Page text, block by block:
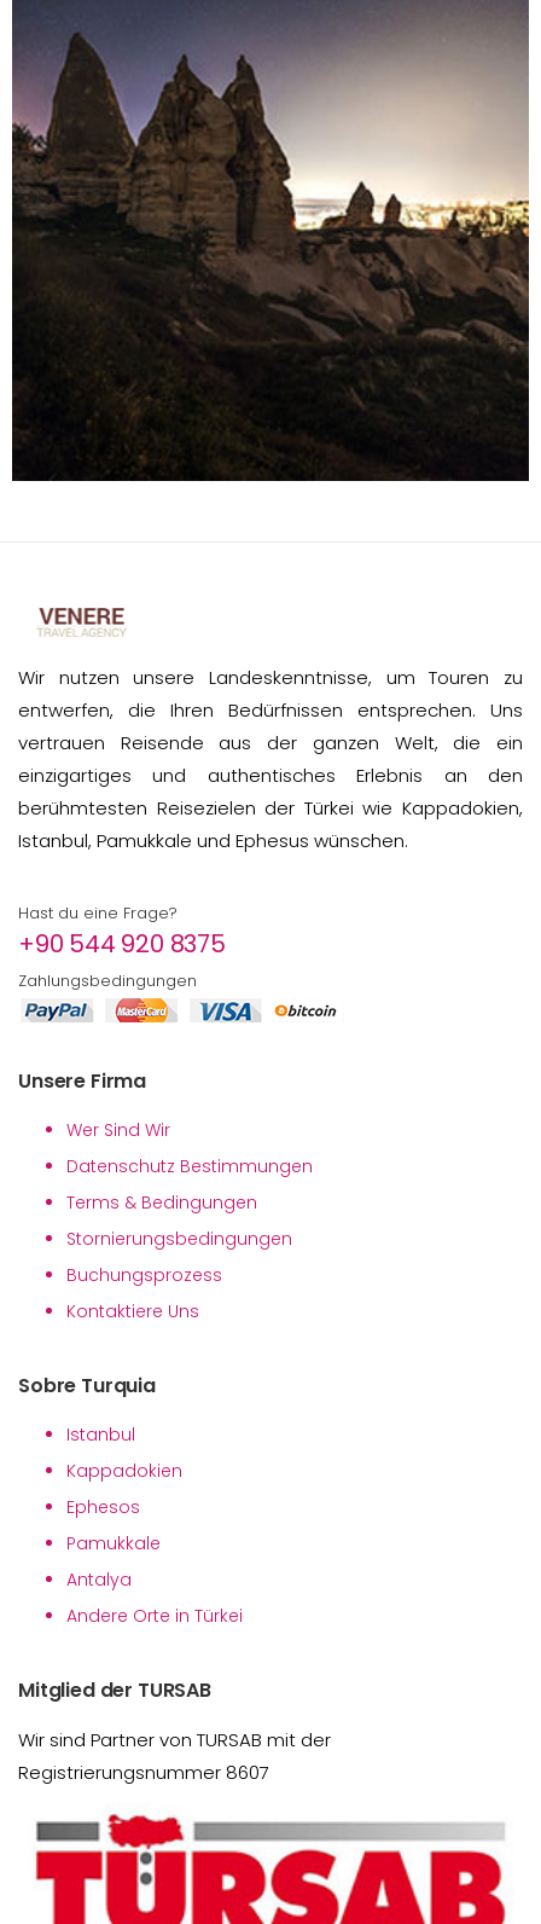
Wir nutzen unsere Landeskenntnisse, um Touren zu
entwerfen, die Ihren Bedürfnissen entsprechen. Uns
vertrauen Reisende aus der ganzen Welt, die ein
einzigartiges und authentisches Erlebnis an den
berühmtesten Reisezielen der Türkei wie Kappadokien,
Istanbul, Pamukkale und Ephesus wünschen.
Hast du eine Frage?
+90 544 920 8375
Zahlungsbedingungen
Unsere Firma
Wer Sind Wir
Datenschutz Bestimmungen
Terms & Bedingungen
Stornierungsbedingungen
Buchungsprozess
Kontaktiere Uns
Sobre Turquia
Istanbul
Kappadokien
Ephesos
Pamukkale
Antalya
Andere Orte in Türkei
Mitglied der TURSAB
Wir sind Partner von TURSAB mit der
Registrierungsnummer 8607